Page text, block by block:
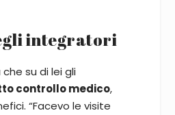
integratori
su di lei gli
controllo medico,
“Facevo le visite